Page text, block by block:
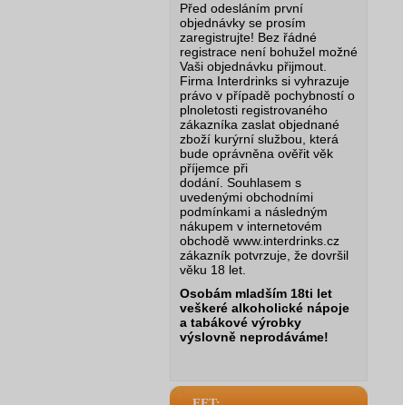
Před odesláním první
objednávky se prosím
zaregistrujte! Bez řádné
registrace není bohužel možné
Vaši objednávku přijmout.
Firma Interdrinks si vyhrazuje
právo v případě pochybností o
plnoletosti registrovaného
zákazníka zaslat objednané
zboží kurýrní službou, která
bude oprávněna ověřit věk
příjemce při
dodání. Souhlasem s
uvedenými obchodními
podmínkami a následným
nákupem v internetovém
obchodě www.interdrinks.cz
zákazník potvrzuje, že dovršil
věku 18 let.
Osobám mladším 18ti let
veškeré alkoholické nápoje
a tabákové výrobky
výslovně neprodáváme!